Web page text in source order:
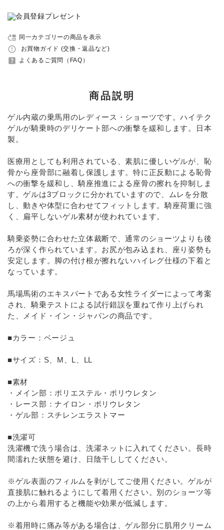
その他ペットグッズ
アウトレット商品
INFORMATIOM
よくあるご質問（FAQ）
交換・返品について
プライバシーポリシー
特定商取引法について
お問い合わせ
ACCOUNT MENU
ようこそ ゲスト 様
meeting_room ログイン person 新規会員登録
move_up 同一カテゴリーの商品を表示
error_outline お買物ガイド (交換・返品など)
help_center よくあるご質問（FAQ）
商品説明
ゲル内蔵の乗馬用のレディース・ショーツです。ハイテク
ゲルが騎乗時のデリケート部への衝撃を緩和します。日本
製。
医療用としても利用されている、素肌に優しいゲルが、恥
骨から座骨部に融着し保護します。特に正反動による恥骨
への衝撃を緩和し、騎座推進による座骨の擦れを抑制しま
す。ゲルは3ブロックに分かれていますので、ムレを分散
し、動きや体型に合わせてフィットします。騎座荷重に強
く、扁平しないゲル素材が使われています。
騎乗姿勢に合わせた立体裁断で、通常のショーツよりも後
ろが深く作られています。お尻が包み込まれ、座り姿勢も
安定します。脚の付け根が擦れないハイレグ仕様の下着と
なっています。
馬場馬術のエキスパートである女性ライダーによって考案
され、騎乗テストによる試行錯誤を重ねて作り上げられ
た、メイド・イン・ジャパンの商品です。
■カラー：ベージュ
■サイズ：S、M、L、LL
■素材
・メイン部：ポリエステル・ポリウレタン
・レース部：ナイロン・ポリウレタン
・ゲル部：スチレンエラストマー
■洗濯可
洗濯機で洗う場合は、洗濯ネットに入れてください。長時
間濡れた状態を避け、日陰干ししてください。
※ゲル表面のフィルムを剥がしてご使用ください。ゲルが
直接肌に触れるようにして着用ください。別のショーツ等
の上から着用すると機能や効果が低減します。
※着用時に痛み等がある場合は、ゲル部分に肌用クリーム